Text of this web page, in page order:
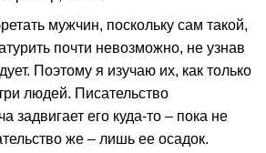
мужчин, поскольку сам такой,
почти невозможно, не узнав
Поэтому я изучаю их, как только
людей. Писательство
задвигает его куда-то – пока не
же – лишь ее осадок.